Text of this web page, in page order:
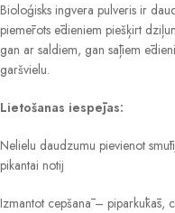
Bioloģisks ingvera pulveris ir
piemērots ēdieniem piešķirt
gan ar saldiem, gan sāļiem
garšvielu.
Lietošanas iespējas:
Nelielu daudzumu pievienot
pikantai notij
Izmantot cepšanā – piparkūkās,